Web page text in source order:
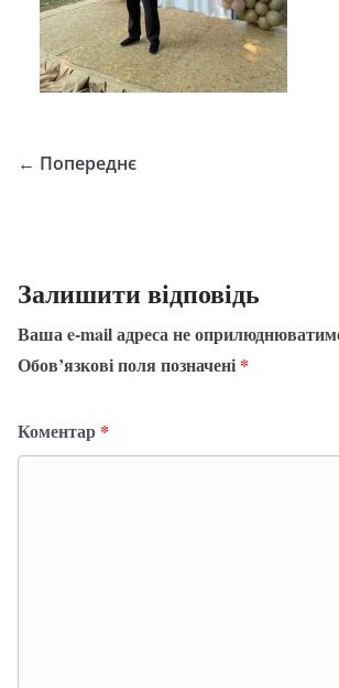
← Попереднє
Залишити відповідь
Ваша e-mail адреса не
Обов’язкові поля позначені *
Коментар *